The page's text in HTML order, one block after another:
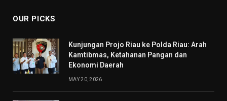
OUR PICKS
Kunjungan Projo Riau ke Polda Riau: Arah
Kamtibmas, Ketahanan Pangan dan
Ekonomi Daerah
MAY 20, 2026